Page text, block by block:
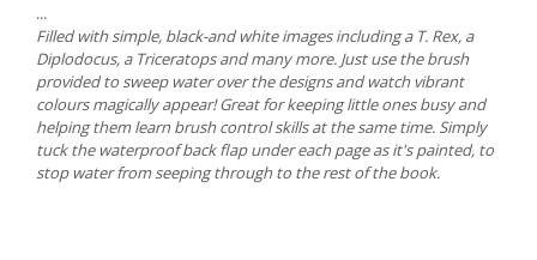
...
Filled with simple, black-and white images including a T. Rex, a
Diplodocus, a Triceratops and many more. Just use the brush
provided to sweep water over the designs and watch vibrant
colours magically appear! Great for keeping little ones busy and
helping them learn brush control skills at the same time. Simply
tuck the waterproof back flap under each page as it's painted, to
stop water from seeping through to the rest of the book.